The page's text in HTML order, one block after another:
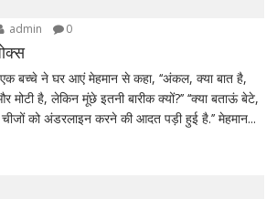
admin 0
बच्चे ने घर आएं मेहमान से कहा, ‘‘अंकल, क्या बात है,
है, लेकिन मूंछे इतनी बारीक क्यों?’’ ‘‘क्या बताऊं बेटे,
को अंडरलाइन करने की आदत पड़ी हुई है.’’ मेहमान...